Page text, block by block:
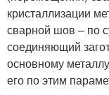
кристаллизации
сварной шов – по
соединяющий
основному
его по этим